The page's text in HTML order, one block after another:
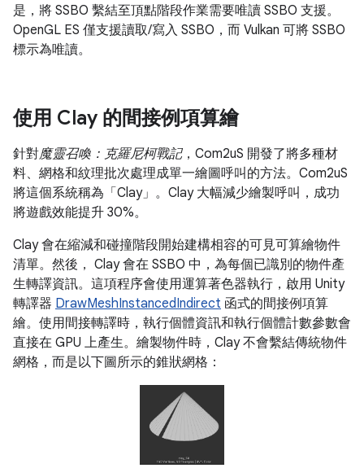
是，將 SSBO 繫結至頂點階段作業需要唯讀 SSBO 支援。
OpenGL ES 僅支援讀取/寫入 SSBO，而 Vulkan 可將 SSBO
標示為唯讀。
使用 Clay 的間接例項算繪
針對魔靈召喚：克羅尼柯戰記，Com2uS 開發了將多種材
料、網格和紋理批次處理成單一繪圖呼叫的方法。Com2uS
將這個系統稱為「Clay」 。Clay 大幅減少繪製呼叫，成功
將遊戲效能提升 30%。
Clay 會在縮減和碰撞階段開始建構相容的可見可算繪物件
清單。然後， Clay 會在 SSBO 中，為每個已識別的物件產
生轉譯資訊。這項程序會使用運算著色器執行，啟用 Unity
轉譯器 DrawMeshInstancedIndirect 函式的間接例項算
繪。使用間接轉譯時，執行個體資訊和執行個體計數參數會
直接在 GPU 上產生。繪製物件時，Clay 不會繫結傳統物件
網格，而是以下圖所示的錐狀網格：